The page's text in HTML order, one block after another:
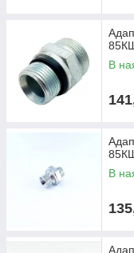
В
В